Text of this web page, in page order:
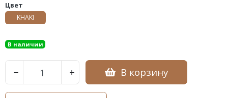
Цвет
KHAKI
В наличии
− + В корзину